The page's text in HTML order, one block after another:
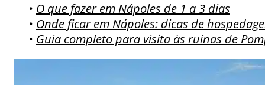
• O que fazer em Nápoles de 1 a 3 dias
• Onde ficar em Nápoles: dicas de
• Guia completo para visita às ruínas de